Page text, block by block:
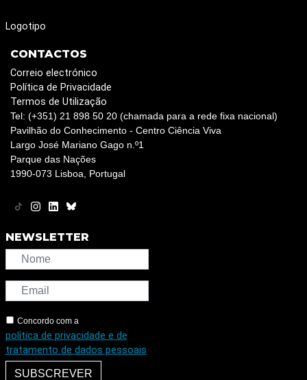
Logotipo
CONTACTOS
Correio electrónico
Política de Privacidade
Termos de Utilização
Tel: (+351) 21 898 50 20 (chamada para a rede fixa nacional)
Pavilhão do Conhecimento - Centro Ciência Viva
Largo José Mariano Gago n.º1
Parque das Nações
1990-073 Lisboa, Portugal
NEWSLETTER
Concordo com a
política de privacidade e de
tratamento de dados pessoais
SUBSCREVER